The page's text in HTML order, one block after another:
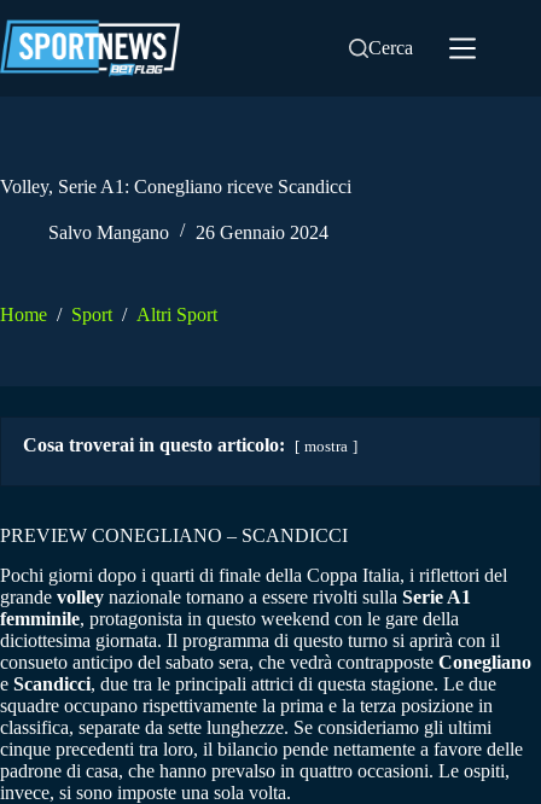
al
contenuto
Cerca
Volley, Serie A1: Conegliano riceve Scandicci
Salvo Mangano 26 Gennaio 2024
Home / Sport / Altri Sport
Cosa troverai in questo articolo: mostra
PREVIEW CONEGLIANO – SCANDICCI
Pochi giorni dopo i quarti di finale della Coppa Italia, i riflettori del
grande volley nazionale tornano a essere rivolti sulla Serie A1
femminile, protagonista in questo weekend con le gare della
diciottesima giornata. Il programma di questo turno si aprirà con il
consueto anticipo del sabato sera, che vedrà contrapposte Conegliano
e Scandicci, due tra le principali attrici di questa stagione. Le due
squadre occupano rispettivamente la prima e la terza posizione in
classifica, separate da sette lunghezze. Se consideriamo gli ultimi
cinque precedenti tra loro, il bilancio pende nettamente a favore delle
padrone di casa, che hanno prevalso in quattro occasioni. Le ospiti,
invece, si sono imposte una sola volta.